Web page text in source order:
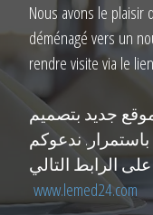
Nous avons le plaisir
déménagé vers un
rendre visite via le
موقع جديد بتصميم
ندعوكم
على الرابط التالي
www.lemed24.com